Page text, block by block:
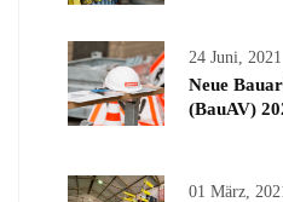
24 Juni, 2021
Neue
(BauAV)
01 März,